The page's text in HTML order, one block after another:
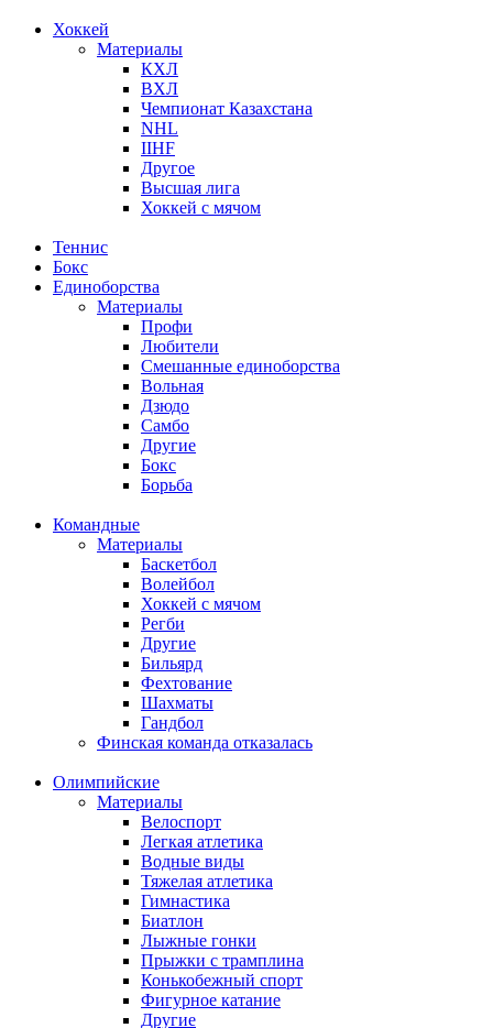
Хоккей
Материалы
КХЛ
ВХЛ
Чемпионат Казахстана
NHL
IIHF
Другое
Высшая лига
Хоккей с мячом
Теннис
Бокс
Единоборства
Материалы
Профи
Любители
Смешанные единоборства
Вольная
Дзюдо
Самбо
Другие
Бокс
Борьба
Командные
Материалы
Баскетбол
Волейбол
Хоккей с мячом
Регби
Другие
Бильярд
Фехтование
Шахматы
Гандбол
Финская команда отказалась
Олимпийские
Материалы
Велоспорт
Легкая атлетика
Водные виды
Тяжелая атлетика
Гимнастика
Биатлон
Лыжные гонки
Прыжки с трамплина
Конькобежный спорт
Фигурное катание
Другие